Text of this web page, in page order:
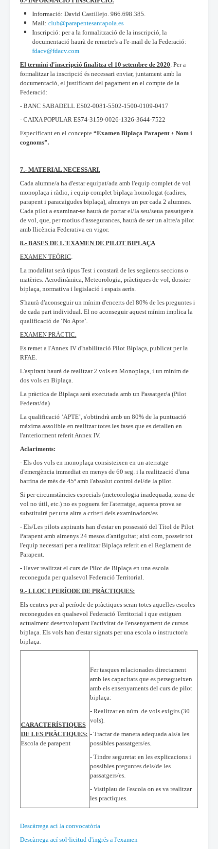
Informació: David Castillejo. 966.698.385.
Mail: club@parapentesantapola.es
Inscripció: per a la formalització de la inscripció, la
documentació haurà de remetre's a l'e-mail de la Federació:
fdacv@fdacv.com
El termini d'inscripció finalitza el 10 setembre de 2020 . Per a
formalitzar la inscripció és necessari enviar, juntament amb la
documentació, el justificant del pagament en el compte de la
Federació:
- BANC SABADELL ES02-0081-5502-1500-0109-0417
- CAIXA POPULAR ES74-3159-0026-1326-3644-7522
Especificant en el concepte “Examen Biplaça Parapent + Nom i
cognoms”.
7.- MATERIAL NECESSARI.
Cada alumne/a ha d'estar equipat/ada amb l'equip complet de vol
monoplaça i ràdio, i equip complet biplaça homologat (cadires,
parapent i paracaigudes biplaça), almenys un per cada 2 alumnes.
Cada pilot a examinar-se haurà de portar el/la seu/seua passatger/a
de vol, que, per motius d'assegurances, haurà de ser un altre/a pilot
amb llicència Federativa en vigor.
8.- BASES DE L'EXAMEN DE PILOT BIPLAÇA
EXAMEN TEÒRIC
La modalitat serà tipus Test i constarà de les següents seccions o
matèries: Aerodinàmica, Meteorologia, pràctiques de vol, dossier
biplaça, normativa i legislació i espais aeris.
S'haurà d'aconseguir un mínim d'encerts del 80% de les preguntes i
de cada part individual. El no aconseguir aquest mínim implica la
qualificació de ‘No Apte’.
EXAMEN PRÀCTIC.
Es remet a l'Annex IV d'habilitació Pilot Biplaça, publicat per la
RFAE.
L'aspirant haurà de realitzar 2 vols en Monoplaça, i un mínim de
dos vols en Biplaça.
La pràctica de Biplaça serà executada amb un Passatger/a (Pilot
Federat/da)
La qualificació ‘APTE’, s'obtindrà amb un 80% de la puntuació
màxima assolible en realitzar totes les fases que es detallen en
l'anteriorment referit Annex IV.
Aclariments:
- Els dos vols en monoplaça consisteixen en un aterratge
d'emergència immediat en menys de 60 seg. i la realització d'una
barrina de més de 45º amb l'absolut control del/de la pilot.
Si per circumstàncies especials (meteorologia inadequada, zona de
vol no útil, etc.) no es poguera fer l'aterratge, aquesta prova se
substituirà per una altra a criteri dels examinadors/es.
- Els/Les pilots aspirants han d'estar en possessió del Títol de Pilot
Parapent amb almenys 24 mesos d'antiguitat; així com, posseir tot
l'equip necessari per a realitzar Biplaça referit en el Reglament de
Parapent.
- Haver realitzat el curs de Pilot de Biplaça en una escola
reconeguda per qualsevol Federació Territorial.
9.- LLOC I PERÍODE DE PRÀCTIQUES:
Els centres per al període de pràctiques seran totes aquelles escoles
reconegudes en qualsevol Federació Territorial i que estiguen
actualment desenvolupant l'activitat de l'ensenyament de cursos
biplaça. Els vols han d'estar signats per una escola o instructor/a
biplaça.
CARACTERÍSTIQUES
DE LES PRÀCTIQUES:
Escola de parapent
Fer tasques relacionades directament
amb les capacitats que es persegueixen
amb els ensenyaments del curs de pilot
biplaça:
- Realitzar en núm. de vols exigits (30
vols).
- Tractar de manera adequada als/a les
possibles passatgers/es.
- Tindre seguretat en les explicacions i
possibles preguntes dels/de les
passatgers/es.
- Vistiplau de l'escola on es va realitzar
les practiques.
Descàrrega ací la convocatòria
Descàrrega ací sol·licitud d'ingrés a l'examen